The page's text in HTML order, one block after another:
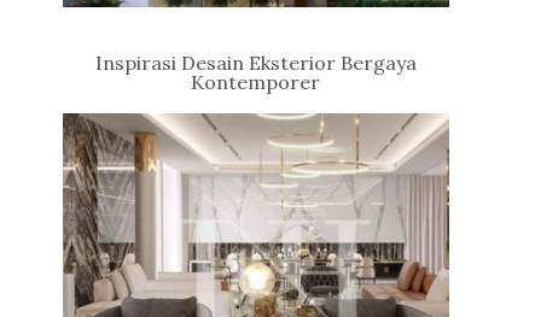
Inspirasi Desain Eksterior Bergaya
Kontemporer